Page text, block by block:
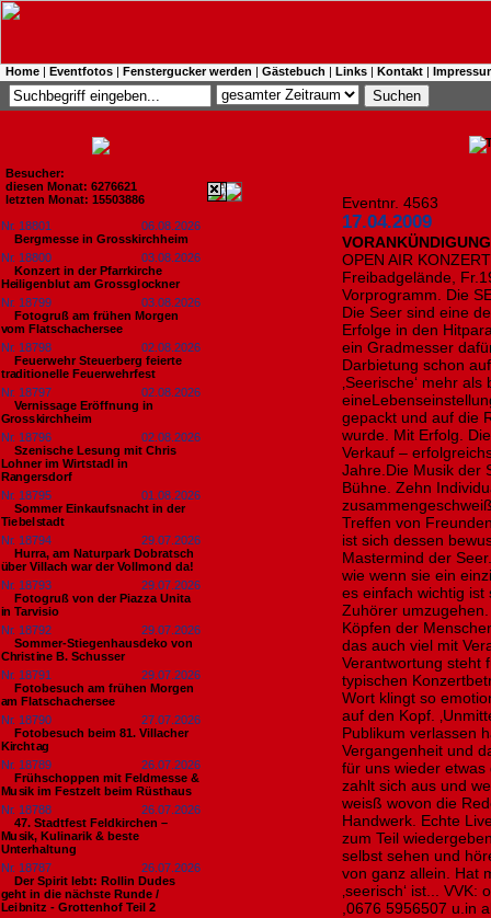
Home | Eventfotos | Fenstergucker werden | Gästebuch | Links | Kontakt |
Besucher:
diesen Monat: 6276621
letzten Monat: 15503886
Nr. 18801
06.08.2026
Bergmesse in Grosskirchheim
Nr. 18800
03.08.2026
Konzert in der Pfarrkirche
Heiligenblut am Grossglockner
Nr. 18799
03.08.2026
Fotogruß am frühen Morgen
vom Flatschachersee
Nr. 18798
02.08.2026
Feuerwehr Steuerberg feierte
traditionelle Feuerwehrfest
Nr. 18797
02.08.2026
Vernissage Eröffnung in
Grosskirchheim
Nr. 18796
02.08.2026
Szenische Lesung mit Chris
Lohner im Wirtstadl in
Rangersdorf
Nr. 18795
01.08.2026
Sommer Einkaufsnacht in der
Tiebelstadt
Nr. 18794
29.07.2026
Hurra, am Naturpark Dobratsch
über Villach war der Vollmond da!
Nr. 18793
29.07.2026
Fotogruß von der Piazza Unita
in Tarvisio
Nr. 18792
29.07.2026
Sommer-Stiegenhausdeko von
Christine B. Schusser
Nr. 18791
29.07.2026
Fotobesuch am frühen Morgen
am Flatschachersee
Nr. 18790
27.07.2026
Fotobesuch beim 81. Villacher
Kirchtag
Nr. 18789
26.07.2026
Frühschoppen mit Feldmesse &
Musik im Festzelt beim Rüsthaus
Nr. 18788
26.07.2026
47. Stadtfest Feldkirchen –
Musik, Kulinarik & beste
Unterhaltung
Nr. 18787
26.07.2026
Der Spirit lebt: Rollin Dudes
geht in die nächste Runde /
Leibnitz - Grottenhof Teil 2
Eventnr. 4563
17.04.2009
OPEN AIR
Freibadgelände,
Vorprogramm. Die
Die Seer sind eine
Erfolge in den
ein Gradmesser
Darbietung schon
‚Seerische‘ mehr
gepackt und auf die
wurde. Mit Erfolg.
Verkauf –
Jahre.Die Musik der
Bühne. Zehn
Treffen von
ist sich dessen
Mastermind der
wie wenn sie ein
es einfach wichtig
Zuhörer
Köpfen der
das auch viel mit
Verantwortung steht
typischen
Wort klingt so
auf den Kopf.
Publikum verlassen
Vergangenheit und
für uns wieder etwas
zahlt sich aus und
weisß wovon die
Handwerk. Echte
zum Teil
selbst sehen und
von ganz allein. Hat
‚seerisch‘ ist...
,0676 5956507 u.in